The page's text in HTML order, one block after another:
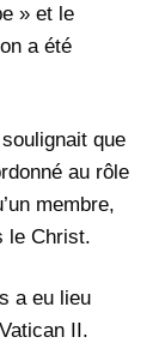
» et le
a été
que
au rôle
membre,
le Christ.
a eu lieu
II.